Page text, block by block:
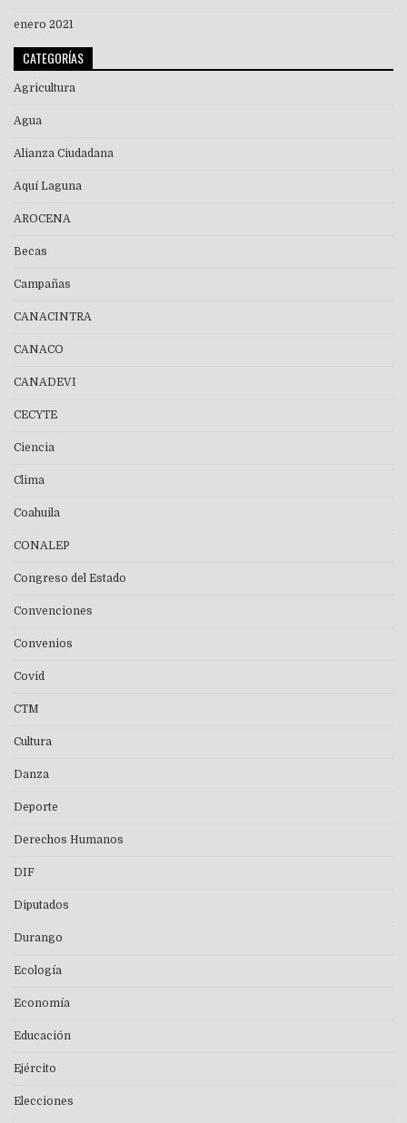
enero 2021
CATEGORÍAS
Agricultura
Agua
Alianza Ciudadana
Aquí Laguna
AROCENA
Becas
Campañas
CANACINTRA
CANACO
CANADEVI
CECYTE
Ciencia
Clima
Coahuila
CONALEP
Congreso del Estado
Convenciones
Convenios
Covid
CTM
Cultura
Danza
Deporte
Derechos Humanos
DIF
Diputados
Durango
Ecología
Economía
Educación
Ejército
Elecciones